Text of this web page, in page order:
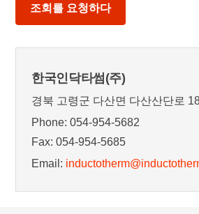
조회를 요청하다
한국인닥타썸(주)
경북 고령군 다산면 다산산단로
Phone: 054-954-5682
Fax: 054-954-5685
Email: